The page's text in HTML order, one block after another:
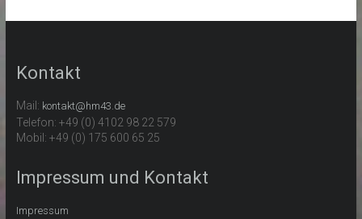
Kontakt
Mail: kontakt@hm43.de
Telefon: +49 (0) 4102 98 22 579
Mobil: +49 (0) 175 600 65 25
Impressum und Kontakt
Impressum